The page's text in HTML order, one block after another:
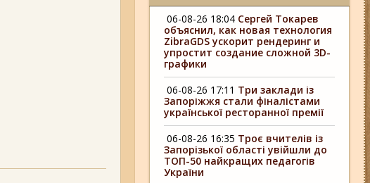
06-08-26 18:04 Сергей Токарев
объяснил, как новая технология
ZibraGDS ускорит рендеринг и
упростит создание сложной 3D-
графики
06-08-26 17:11 Три заклади із
Запоріжжя стали фіналістами
української ресторанної премії
06-08-26 16:35 Троє вчителів із
Запорізької області увійшли до
ТОП-50 найкращих педагогів
України